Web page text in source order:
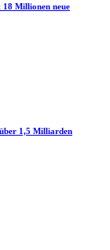
Millionen neue
1,5 Milliarden